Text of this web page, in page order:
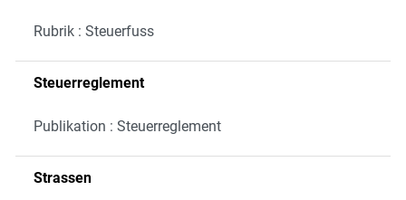
Rubrik : Steuerfuss
Steuerreglement
Publikation : Steuerreglement
Strassen